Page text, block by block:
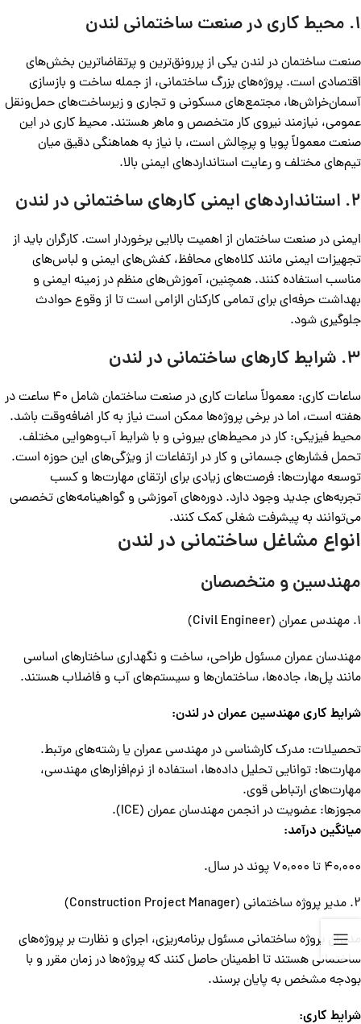
1. محیط کاری در صنعت ساختمانی لندن
صنعت ساختمان در لندن یکی از پررونق‌ترین و پرتقاضاترین بخش‌های
اقتصادی است. پروژه‌های بزرگ ساختمانی، از جمله ساخت و بازسازی
آسمان‌خراش‌ها، مجتمع‌های مسکونی و تجاری و زیرساخت‌های حمل‌ونقل
عمومی، نیازمند نیروی کار متخصص و ماهر هستند. محیط کاری در این
صنعت معمولاً پویا و پرچالش است، با نیاز به هماهنگی دقیق میان
تیم‌های مختلف و رعایت استانداردهای ایمنی بالا.
2. استانداردهای ایمنی کارهای ساختمانی در لندن
ایمنی در صنعت ساختمان از اهمیت بالایی برخوردار است. کارگران باید از
تجهیزات ایمنی مانند کلاه‌های محافظ، کفش‌های ایمنی و لباس‌های
مناسب استفاده کنند. همچنین، آموزش‌های منظم در زمینه ایمنی و
بهداشت حرفه‌ای برای تمامی کارکنان الزامی است تا از وقوع حوادث
جلوگیری شود.
3. شرایط کارهای ساختمانی در لندن
ساعات کاری: معمولاً ساعات کاری در صنعت ساختمان شامل 40 ساعت در
هفته است، اما در برخی پروژه‌ها ممکن است نیاز به کار اضافه‌وقت باشد.
محیط فیزیکی: کار در محیط‌های بیرونی و با شرایط آب‌وهوایی مختلف.
تحمل فشارهای جسمانی و کار در ارتفاعات از ویژگی‌های این حوزه است.
توسعه مهارت‌ها: فرصت‌های زیادی برای ارتقای مهارت‌ها و کسب
تجربه‌های جدید وجود دارد. دوره‌های آموزشی و گواهینامه‌های تخصصی
می‌توانند به پیشرفت شغلی کمک کنند.
انواع مشاغل ساختمانی در لندن
مهندسین و متخصصان
1. مهندس عمران (Civil Engineer)
مهندسان عمران مسئول طراحی، ساخت و نگهداری ساختارهای اساسی
مانند پل‌ها، جاده‌ها، ساختمان‌ها و سیستم‌های آب و فاضلاب هستند.
شرایط کاری مهندسین عمران در لندن:
تحصیلات: مدرک کارشناسی در مهندسی عمران یا رشته‌های مرتبط.
مهارت‌ها: توانایی تحلیل داده‌ها، استفاده از نرم‌افزارهای مهندسی،
مهارت‌های ارتباطی قوی.
مجوزها: عضویت در انجمن مهندسان عمران (ICE).
میانگین درآمد:
40,000 تا 70,000 پوند در سال.
2. مدیر پروژه ساختمانی (Construction Project Manager)
مدیران پروژه ساختمانی مسئول برنامه‌ریزی، اجرای و نظارت بر پروژه‌های
ساختمانی هستند تا اطمینان حاصل کنند که پروژه‌ها در زمان مقرر و با
بودجه مشخص به پایان برسند.
شرایط کاری: